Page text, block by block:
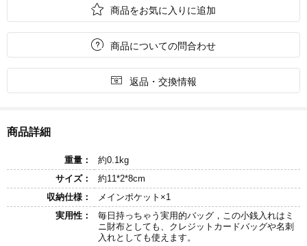
 商品をお気に入りに追加
 商品についての問合わせ
 返品・交換情報
商品詳細
重量：
約0.1kg
サイズ：
約11*2*8cm
収納仕様：
メインポケット×1
実用性：
毎日持っちゃう実用的バッグ，この小銭入れはミ
ニ財布としても、クレジットカードバッグや名刺
入れとしても使えます。